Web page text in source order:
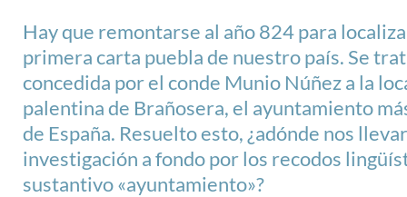
Hay que remontarse al año 824 para
primera carta puebla de nuestro país. Se
concedida por el conde Munio Núñez a la
palentina de Brañosera, el ayuntamiento
de España. Resuelto esto, ¿adónde nos
investigación a fondo por los recodos
sustantivo «ayuntamiento»?